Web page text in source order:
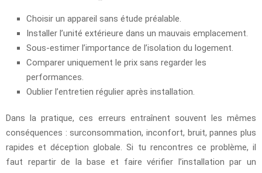
Choisir un appareil sans étude préalable.
Installer l’unité extérieure dans un mauvais emplacement.
Sous-estimer l’importance de l’isolation du logement.
Comparer uniquement le prix sans regarder les
performances.
Oublier l’entretien régulier après installation.
Dans la pratique, ces erreurs entraînent souvent les mêmes
conséquences : surconsommation, inconfort, bruit, pannes plus
rapides et déception globale. Si tu rencontres ce problème, il
faut repartir de la base et faire vérifier l’installation par un